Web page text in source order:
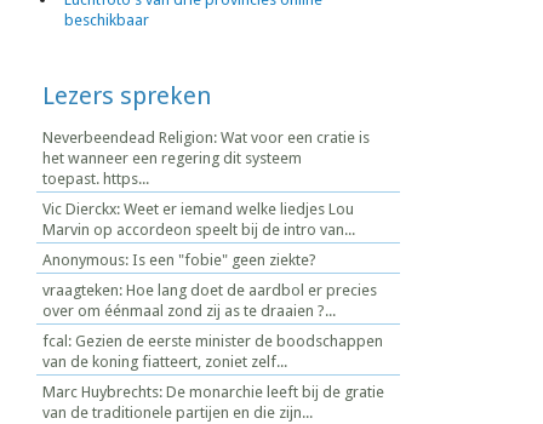
beschikbaar
Lezers spreken
Neverbeendead Religion: Wat voor een cratie is
het wanneer een regering dit systeem
toepast. https...
Vic Dierckx: Weet er iemand welke liedjes Lou
Marvin op accordeon speelt bij de intro van...
Anonymous: Is een "fobie" geen ziekte?
vraagteken: Hoe lang doet de aardbol er precies
over om éénmaal zond zij as te draaien ?...
fcal: Gezien de eerste minister de boodschappen
van de koning fiatteert, zoniet zelf...
Marc Huybrechts: De monarchie leeft bij de gratie
van de traditionele partijen en die zijn...